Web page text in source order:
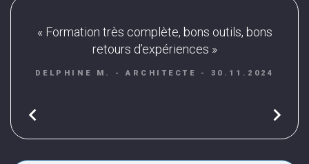
« Formation très complète, bons outils, bons
retours d’expériences »
DELPHINE M. - ARCHITECTE - 30.11.2024
chevron_left chevron_right